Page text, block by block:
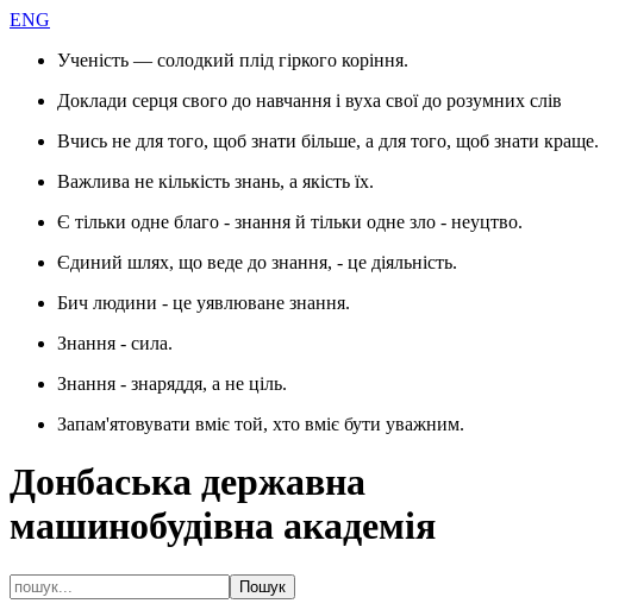
ENG
Ученість — солодкий плід гіркого коріння.
Доклади серця свого до навчання і вуха свої до розумних слів
Вчись не для того, щоб знати більше, а для того, щоб знати краще.
Важлива не кількість знань, а якість їх.
Є тільки одне благо - знання й тільки одне зло - неуцтво.
Єдиний шлях, що веде до знання, - це діяльність.
Бич людини - це уявлюване знання.
Знання - сила.
Знання - знаряддя, а не ціль.
Запам'ятовувати вміє той, хто вміє бути уважним.
Донбаська державна
машинобудівна академія